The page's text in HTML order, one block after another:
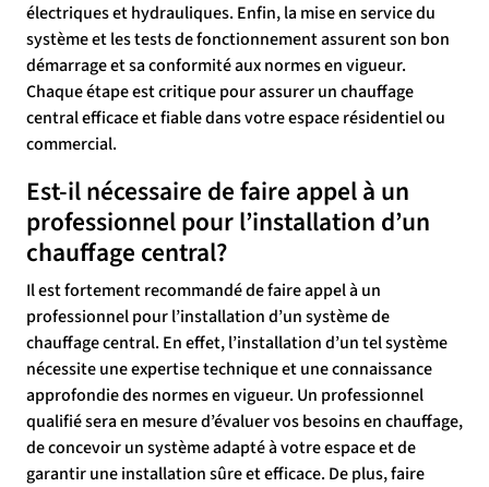
électriques et hydrauliques. Enfin, la mise en service du
système et les tests de fonctionnement assurent son bon
démarrage et sa conformité aux normes en vigueur.
Chaque étape est critique pour assurer un chauffage
central efficace et fiable dans votre espace résidentiel ou
commercial.
Est-il nécessaire de faire appel à un
professionnel pour l’installation d’un
chauffage central?
Il est fortement recommandé de faire appel à un
professionnel pour l’installation d’un système de
chauffage central. En effet, l’installation d’un tel système
nécessite une expertise technique et une connaissance
approfondie des normes en vigueur. Un professionnel
qualifié sera en mesure d’évaluer vos besoins en chauffage,
de concevoir un système adapté à votre espace et de
garantir une installation sûre et efficace. De plus, faire